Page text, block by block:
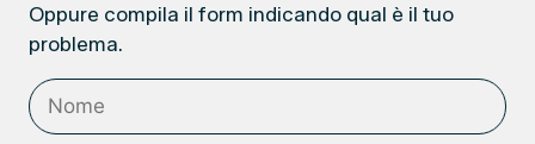
Oppure compila il form indicando qual è il tuo
problema.